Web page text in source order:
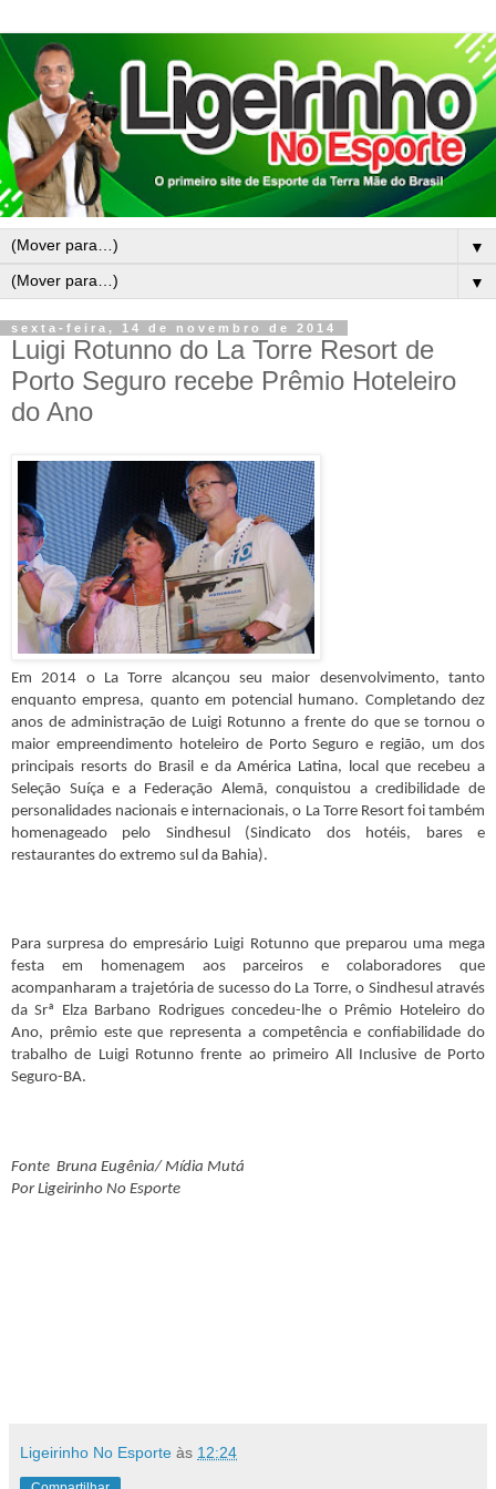
▼
▼
sexta-feira, 14 de novembro de 2014
Luigi Rotunno do La Torre Resort de
Porto Seguro recebe Prêmio Hoteleiro
do Ano
Em 2014 o La Torre alcançou seu maior desenvolvimento, tanto
enquanto empresa, quanto em potencial humano. Completando dez
anos de administração de Luigi Rotunno a frente do que se tornou o
maior empreendimento hoteleiro de Porto Seguro e região, um dos
principais resorts do Brasil e da América Latina, local que recebeu a
Seleção Suíça e a Federação Alemã, conquistou a credibilidade de
personalidades nacionais e internacionais, o La Torre Resort foi também
homenageado pelo Sindhesul (Sindicato dos hotéis, bares e
restaurantes do extremo sul da Bahia).
Para surpresa do empresário Luigi Rotunno que preparou uma mega
festa em homenagem aos parceiros e colaboradores que
acompanharam a trajetória de sucesso do La Torre, o Sindhesul através
da Srª Elza Barbano Rodrigues concedeu-lhe o Prêmio Hoteleiro do
Ano, prêmio este que representa a competência e confiabilidade do
trabalho de Luigi Rotunno frente ao primeiro All Inclusive de Porto
Seguro-BA.
Fonte Bruna Eugênia/ Mídia Mutá
Por Ligeirinho No Esporte
Ligeirinho No Esporte às 12:24